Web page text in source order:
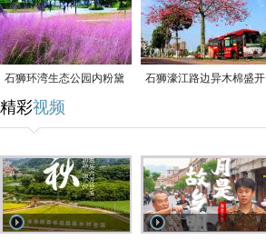
石狮环湾生态公园内粉黛
乱子草盛放
石狮濠江路边异木棉盛开
精彩视频